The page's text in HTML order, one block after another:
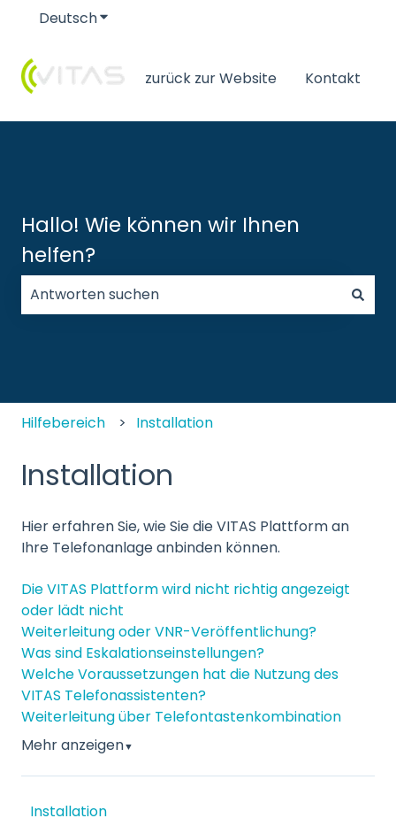
DeutschUntermenü für Übersetzungen anzeigen
zurück zur Website Kontakt
Hallo! Wie können wir Ihnen
helfen?
Hilfebereich Installation
Installation
Hier erfahren Sie, wie Sie die VITAS Plattform an
Ihre Telefonanlage anbinden können.
Die VITAS Plattform wird nicht richtig angezeigt
oder lädt nicht
Weiterleitung oder VNR-Veröffentlichung?
Was sind Eskalationseinstellungen?
Welche Voraussetzungen hat die Nutzung des
VITAS Telefonassistenten?
Weiterleitung über Telefontastenkombination
Mehr anzeigen▼
Installation